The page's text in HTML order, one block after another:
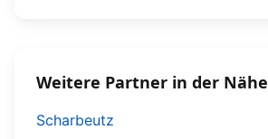
Weitere Partner in der Nähe
Scharbeutz